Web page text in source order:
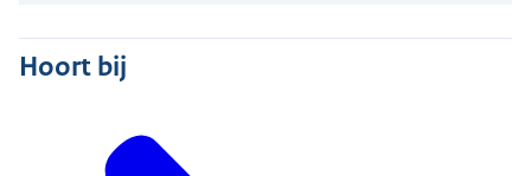
Hoort bij